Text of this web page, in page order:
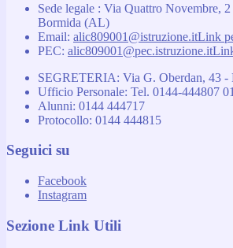
Sede legale : Via Quattro Novembre,
Bormida (AL)
Email: alic809001@istruzione.itLink
PEC: alic809001@pec.istruzione.it
SEGRETERIA: Via G. Oberdan, 43
Ufficio Personale: Tel. 0144-444807
Alunni: 0144 444717
Protocollo: 0144 444815
Seguici su
Facebook
Instagram
Sezione Link Utili